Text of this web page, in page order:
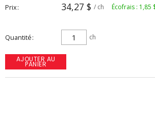
Prix 34,27 $ / ch Écofrais : 1,85
Quantité ch
AJOUTER AU
PANIER